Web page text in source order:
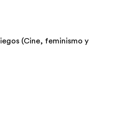
(Cine, feminismo y